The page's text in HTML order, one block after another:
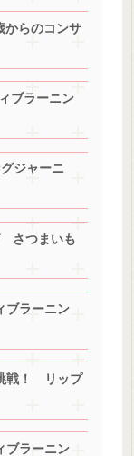
らのコンサ
ブラーニン
ジャーニ
さつまいも
ブラーニン
戦！ リップ
ブラーニン